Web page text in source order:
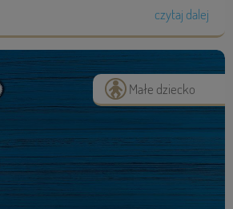
czytaj dalej
Małe dziecko